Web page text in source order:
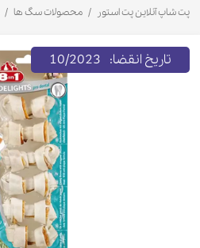
خروج از حساب کاربری
پت شاپ آنلاین پت استور محصولات سگ ها
تاریخ انقضا: 10/2023